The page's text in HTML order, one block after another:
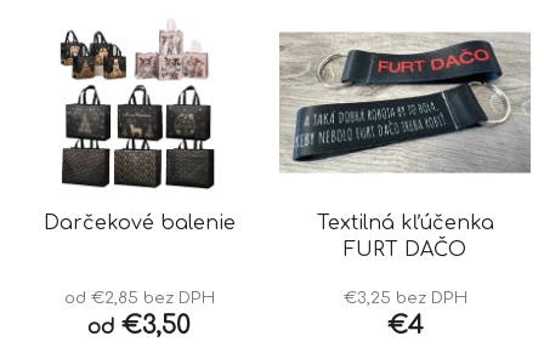
Darčekové balenie
od €2,85 bez DPH
od €3,50
Textilná kľúčenka
FURT DAČO
€3,25 bez DPH
€4